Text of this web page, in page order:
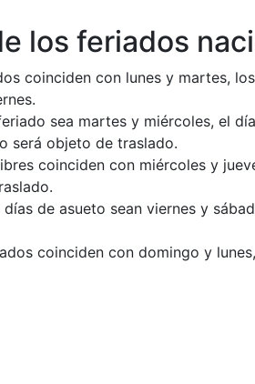
los feriados
coinciden con lunes y martes,
sea martes y miércoles, el
será objeto de traslado.
coinciden con miércoles y
días de asueto sean viernes y
coinciden con domingo y